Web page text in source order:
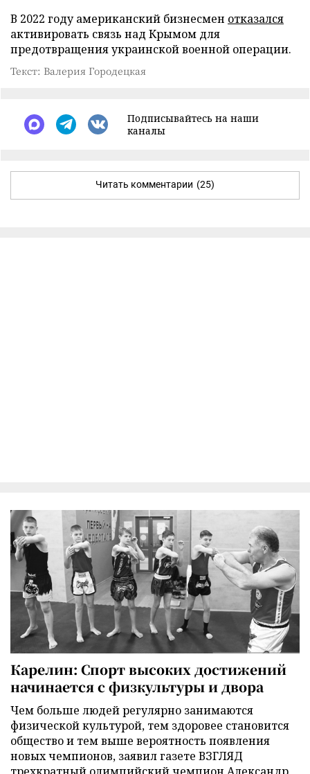
В 2022 году американский бизнесмен отказался
активировать связь над Крымом для
предотвращения украинской военной операции.
Текст: Валерия Городецкая
Подписывайтесь на наши
каналы
Читать комментарии (25)
Карелин: Спорт высоких достижений
начинается с физкультуры и двора
Чем больше людей регулярно занимаются
физической культурой, тем здоровее становится
общество и тем выше вероятность появления
новых чемпионов, заявил газете ВЗГЛЯД